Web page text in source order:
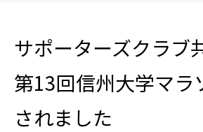
サポーターズクラ
第13回信州大学マラ
されました